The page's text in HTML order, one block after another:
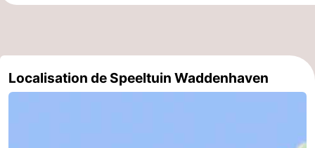
d'hôtes
Chaumières
De
-Localisation de Speeltuin Waddenhaven